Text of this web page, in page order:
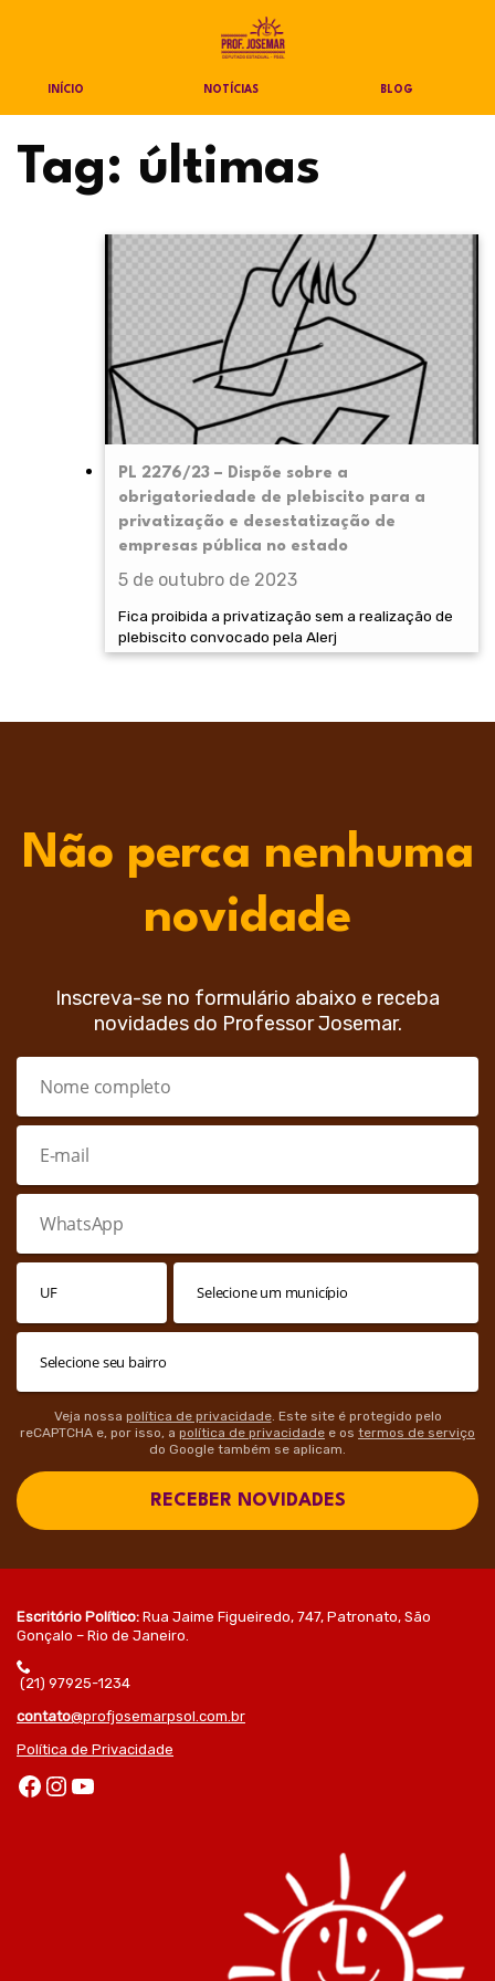
INÍCIO NOTÍCIAS BLOG
Tag: últimas
PL 2276/23 – Dispõe sobre a
obrigatoriedade de plebiscito para a
privatização e desestatização de
empresas pública no estado
5 de outubro de 2023
Fica proibida a privatização sem a realização de
plebiscito convocado pela Alerj
Não perca nenhuma
novidade
Inscreva-se no formulário abaixo e receba
novidades do Professor Josemar.
Veja nossa política de privacidade. Este site é protegido pelo
reCAPTCHA e, por isso, a política de privacidade e os termos de serviço
do Google também se aplicam.
RECEBER NOVIDADES
Escritório Político: Rua Jaime Figueiredo, 747, Patronato, São
Gonçalo – Rio de Janeiro.
(21) 97925-1234
contato@profjosemarpsol.com.br
Política de Privacidade
Facebook Instagram Youtube